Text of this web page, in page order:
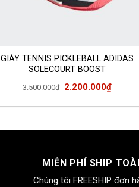
GIÀY TENNIS PICKLEBALL ADIDAS
SOLECOURT BOOST
3.500.000₫ Giá
3.500.000₫.
2.200.000₫Giá
là:
MIỄN PHÍ SHIP
Chúng tôi FREESHIP đơn